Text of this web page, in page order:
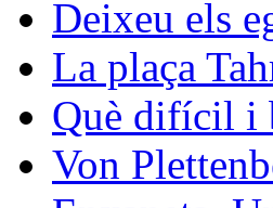
Deixeu els
La plaça
Què difícil i
Von